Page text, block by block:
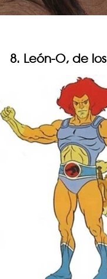
8. León-O, de los